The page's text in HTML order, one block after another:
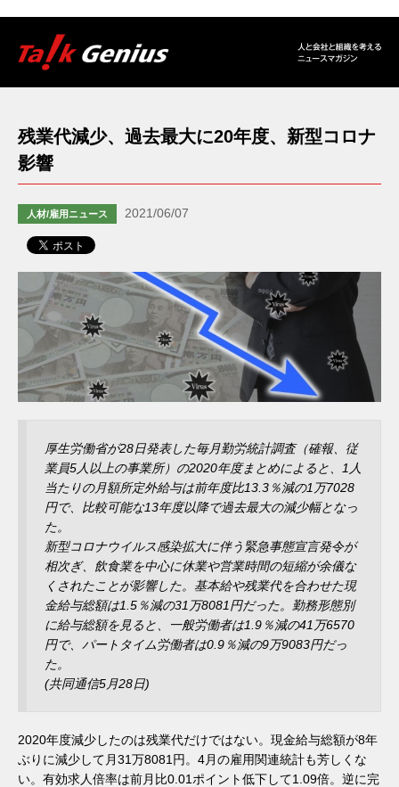
残業代減少、過去最大に20年度、新型コロナ
影響
人材/雇用ニュース 2021/06/07
厚生労働省が28日発表した毎月勤労統計調査（確報、従
業員5人以上の事業所）の2020年度まとめによると、1人
当たりの月額所定外給与は前年度比13.3％減の1万7028
円で、比較可能な13年度以降で過去最大の減少幅となっ
た。
新型コロナウイルス感染拡大に伴う緊急事態宣言発令が
相次ぎ、飲食業を中心に休業や営業時間の短縮が余儀な
くされたことが影響した。基本給や残業代を合わせた現
金給与総額は1.5％減の31万8081円だった。勤務形態別
に給与総額を見ると、一般労働者は1.9％減の41万6570
円で、パートタイム労働者は0.9％減の9万9083円だっ
た。
(共同通信5月28日)
2020年度減少したのは残業代だけではない。現金給与総額が8年
ぶりに減少して月31万8081円。4月の雇用関連統計も芳しくな
い。有効求人倍率は前月比0.01ポイント低下して1.09倍。逆に完